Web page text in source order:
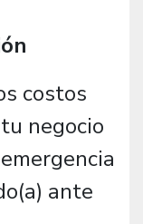
costos
negocio
ante